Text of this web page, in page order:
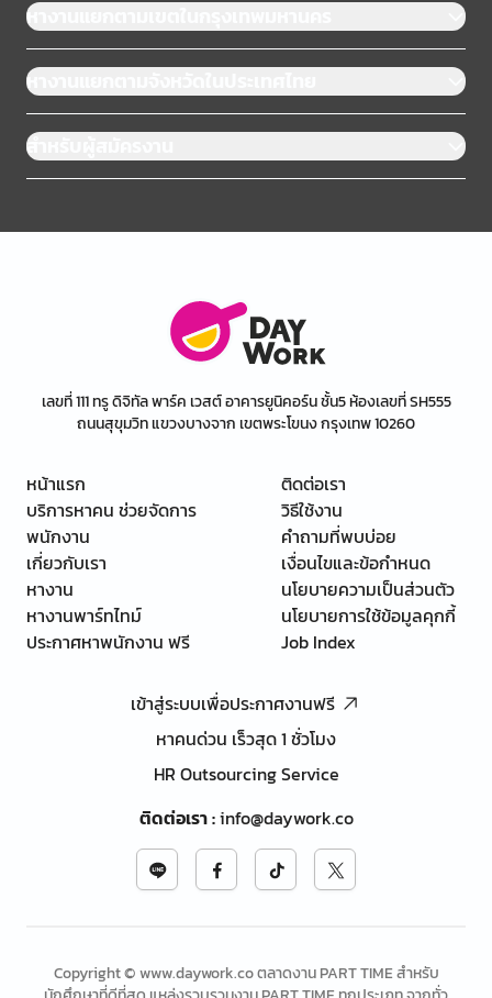
หางานแยกตามเขตในกรุงเทพมหานคร
หางานแยกตามจังหวัดในประเทศไทย
สำหรับผู้สมัครงาน
เลขที่ 111 ทรู ดิจิทัล พาร์ค เวสต์ อาคารยูนิคอร์น ชั้น5 ห้องเลขที่ SH555
ถนนสุขุมวิท แขวงบางจาก เขตพระโขนง กรุงเทพ 10260
หน้าแรก
บริการหาคน ช่วยจัดการ
พนักงาน
เกี่ยวกับเรา
หางาน
หางานพาร์ทไทม์
ประกาศหาพนักงาน ฟรี
ติดต่อเรา
วิธีใช้งาน
คำถามที่พบบ่อย
เงื่อนไขและข้อกำหนด
นโยบายความเป็นส่วนตัว
นโยบายการใช้ข้อมูลคุกกี้
Job Index
เข้าสู่ระบบเพื่อประกาศงานฟรี
หาคนด่วน เร็วสุด 1 ชั่วโมง
HR Outsourcing Service
ติดต่อเรา:info@daywork.co
Copyright © www.daywork.co ตลาดงาน PART TIME สำหรับ